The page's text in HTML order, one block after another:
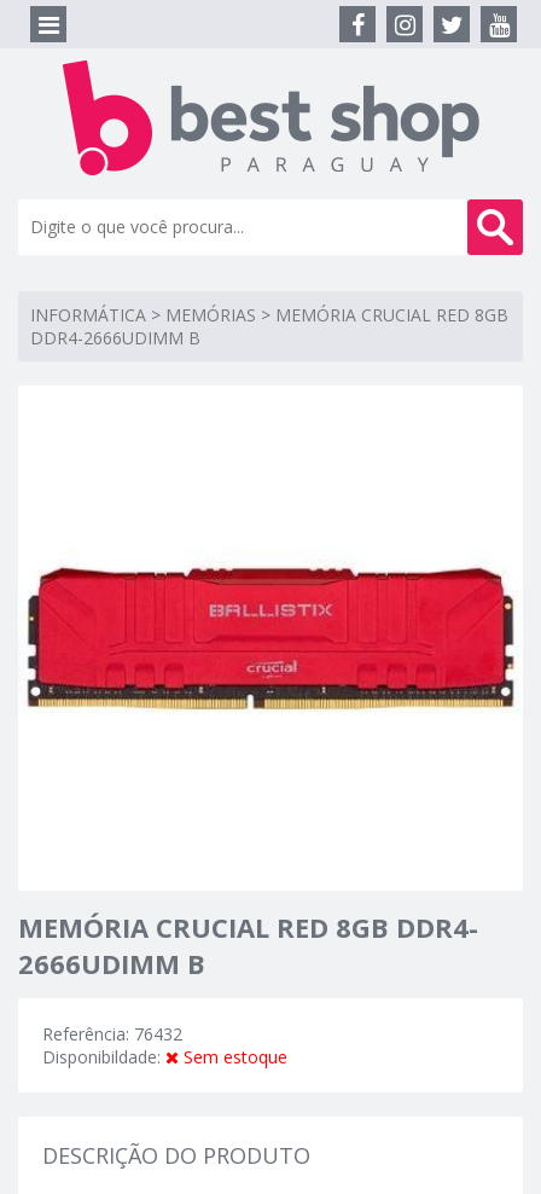
INFORMÁTICA > MEMÓRIAS > MEMÓRIA CRUCIAL RED 8GB
DDR4-2666UDIMM B
MEMÓRIA CRUCIAL RED 8GB DDR4-
2666UDIMM B
Referência: 76432
Disponibildade:
Sem estoque
DESCRIÇÃO DO PRODUTO